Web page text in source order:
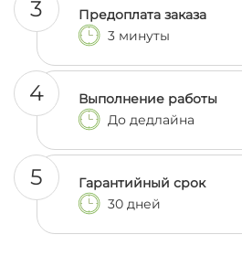
3
Предоплата заказа
3 минуты
4
Выполнение работы
До дедлайна
5
Гарантийный срок
30 дней